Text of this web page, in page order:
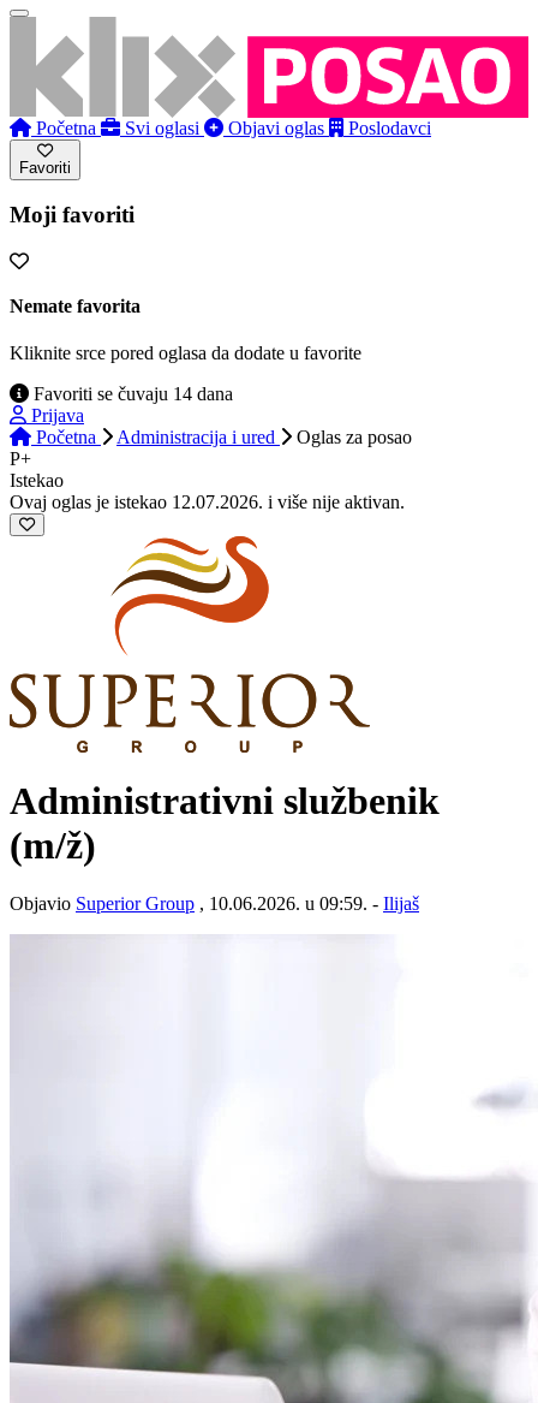
Početna Svi oglasi Objavi oglas Poslodavci
Favoriti
Moji favoriti
Nemate favorita
Kliknite srce pored oglasa da dodate u favorite
Favoriti se čuvaju 14 dana
Prijava
Početna
Administracija i ured Oglas za posao
P+
Istekao
Ovaj oglas je istekao 12.07.2026. i više nije aktivan.
Administrativni službenik
(m/ž)
Objavio Superior Group , 10.06.2026. u 09:59. - Ilijaš